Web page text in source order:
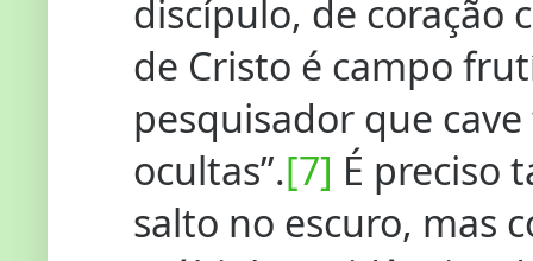
discípulo, de coração
de Cristo é campo
pesquisador que
ocultas”.[7] É preciso
salto no escuro, mas